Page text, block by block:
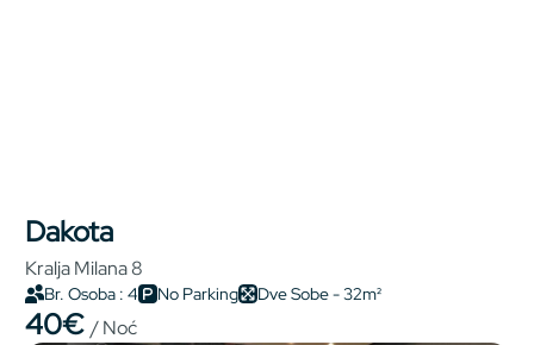
Dakota
Kralja Milana 8
Br. Osoba : 4 No Parking Dve Sobe - 32m²
40€ / Noć